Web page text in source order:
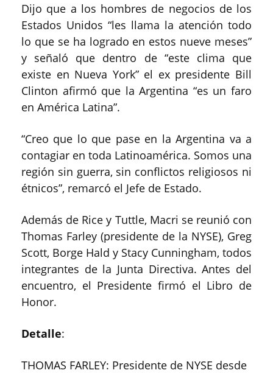
Dijo que a los hombres de negocios de los
Estados Unidos “les llama la atención todo
lo que se ha logrado en estos nueve meses”
y señaló que dentro de “este clima que
existe en Nueva York” el ex presidente Bill
Clinton afirmó que la Argentina “es un faro
en América Latina”.
“Creo que lo que pase en la Argentina va a
contagiar en toda Latinoamérica. Somos una
región sin guerra, sin conflictos religiosos ni
étnicos”, remarcó el Jefe de Estado.
Además de Rice y Tuttle, Macri se reunió con
Thomas Farley (presidente de la NYSE), Greg
Scott, Borge Hald y Stacy Cunningham, todos
integrantes de la Junta Directiva. Antes del
encuentro, el Presidente firmó el Libro de
Honor.
Detalle:
THOMAS FARLEY: Presidente de NYSE desde